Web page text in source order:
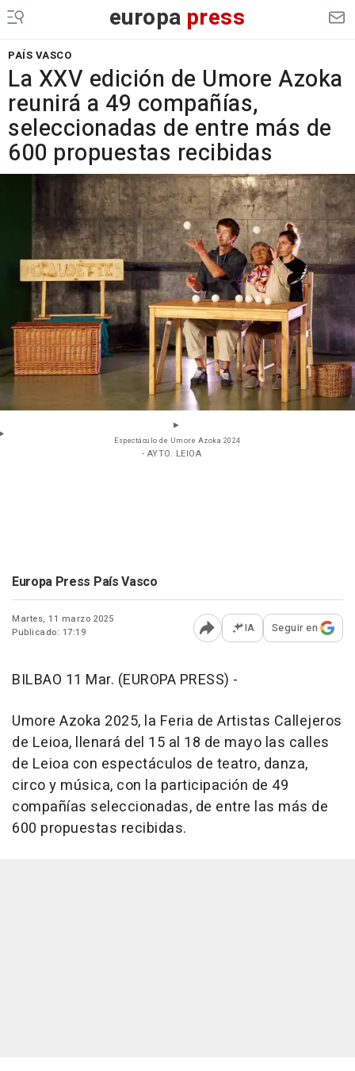
europa press
PAÍS VASCO
La XXV edición de Umore Azoka
reunirá a 49 compañías,
seleccionadas de entre más de
600 propuestas recibidas
Espectáculo de Umore Azoka 2024
- AYTO. LEIOA
Europa Press País Vasco
Martes, 11 marzo 2025
Publicado: 17:19
Abrir opciones para
IA Seguir en
BILBAO 11 Mar. (EUROPA PRESS) -
Umore Azoka 2025, la Feria de Artistas Callejeros
de Leioa, llenará del 15 al 18 de mayo las calles
de Leioa con espectáculos de teatro, danza,
circo y música, con la participación de 49
compañías seleccionadas, de entre las más de
600 propuestas recibidas.